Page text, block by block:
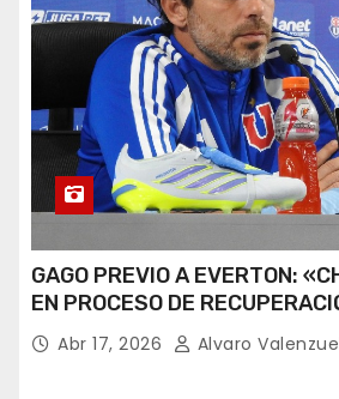
GAGO PREVIO A EVERTON:
EN PROCESO DE
Abr 17, 2026 Alvaro